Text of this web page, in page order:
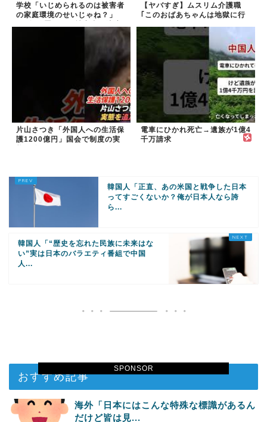
SPONSOR
学校「いじめられるのは被害者
の家庭環境のせいじゃね？」
【ヤバすぎ】ムスリム介護職
｢このおばあちゃんは地獄に行
片山さつき「外国人への生活保
護1200億円」国会で制度の実
電車にひかれ死亡→遺族が1億4
千万請求
韓国人「正直、あの米国と戦争した日本
ってすごくないか？俺が日本人なら誇
ら...
韓国人「“歴史を忘れた民族に未来はな
い”実は日本のバラエティ番組で中国
人...
おすすめ記事
海外「日本にはこんな特殊な標識があるん
だけど皆は見...